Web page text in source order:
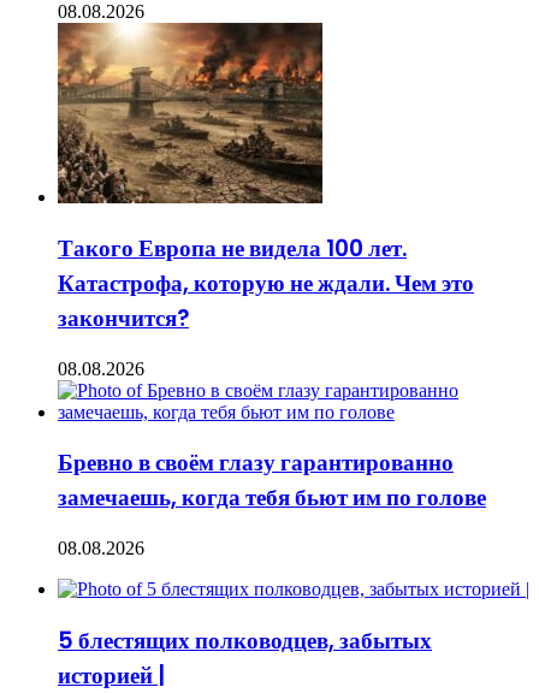
08.08.2026
Такого Европа не видела 100 лет.
Катастрофа, которую не ждали. Чем это
закончится?
08.08.2026
Бревно в своём глазу гарантированно
замечаешь, когда тебя бьют им по голове
08.08.2026
5 блестящих полководцев, забытых
историей |